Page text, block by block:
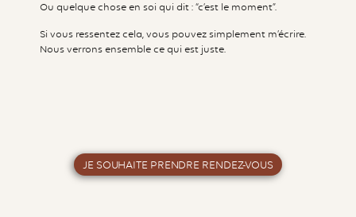
Ou quelque chose en soi qui dit : “c’est le moment”.
Si vous ressentez cela, vous pouvez simplement m’écrire.
Nous verrons ensemble ce qui est juste.
JE SOUHAITE PRENDRE RENDEZ-VOUS